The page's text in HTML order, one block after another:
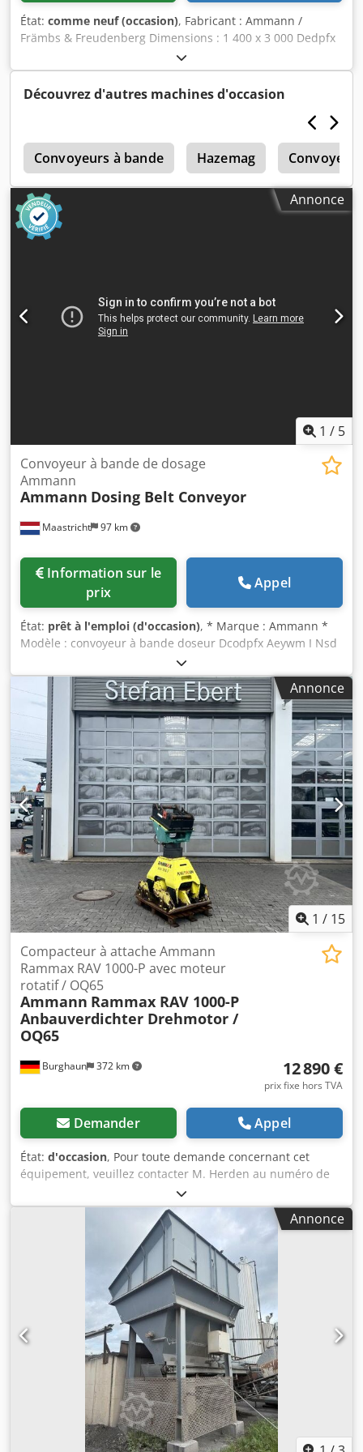
État: comme neuf (occasion), Fabricant : Ammann /
Främbs & Freudenberg Dimensions : 1 400 x 3 000 Dedpfx
Adjg Snuts Nock Comprend : – Système d’entraînement –
Arbres de transmission – Éléments de suspension Le crible
vibrant a été remis à neuf, sablé et peint.
Découvrez d'autres machines d'occasion
Convoyeurs à bande Hazemag Convoyeur
Annonce
1 / 5
Maastricht 97 km
Convoyeur à bande de dosage
Ammann
Ammann Dosing Belt Conveyor
prix
Appel
État: prêt à l'emploi (d'occasion), * Marque : Ammann *
Modèle : convoyeur à bande doseur Dcodpfx Aeywm I Nsd
Njk * Longueur A-A : 1700 mm * Largeur de bande : 650
mm * Entraînement : motoréducteur 1,5 kW * En stock : 6
pièces.
Annonce
1 / 15
Burghaun 372 km
Compacteur à attache Ammann
Rammax RAV 1000-P avec moteur
rotatif / OQ65
Ammann Rammax RAV 1000-P
Anbauverdichter Drehmotor /
OQ65
12 890 €
prix fixe hors TVA
Demander Appel
État: d'occasion, Pour toute demande concernant cet
équipement, veuillez contacter M. Herden au numéro de
téléphone suivant : Ammann Rammax RAV 1000-P,
compacteur monté / incluant OilQuick OQ65 / incluant
moteur de rotation / 18 – 40 tonnes / année de
construction : environ 2007 – malheureusement, la plaque
signalétique n’est plus disponible / en stock et disponible
immédiatement Prix : 12 890,00 € net / 15 339,10 € brut -
Longueur totale (mm) : 1 226 - Largeur totale (mm) : 880 -
Débit d’huile requis pour la vibration (l/min) : 130 - Poids
en ordre de marche (kg) : 1 365 - Fréquence (Hz) : 30 -
Force de compactage (kN) : 110 - Taille recommandée du
véhicule porteur (tonnes) : 18 – 40 Équipement : - incluant
attache OilQuick OQ65 - incluant moteur de rotation Dans
notre entrepôt, nous disposons d’un très grand choix de
différents équipements, disponibles immédiatement !
Dcjdpfxsznhgfe Ad Nok M. Herden (tél. ) se tient à votre
disposition. Sur demande, nous vous proposerons
Annonce